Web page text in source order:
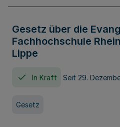
Gesetz über die
Fachhochschule
Lippe
In Kraft Seit 29.
Gesetz